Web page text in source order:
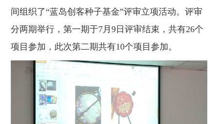
间组织了“蓝岛创客种子基金”评审立项活动。评审
分两期举行，第一期于7月9日评审结束，共有26个
项目参加，此次第二期共有10个项目参加。